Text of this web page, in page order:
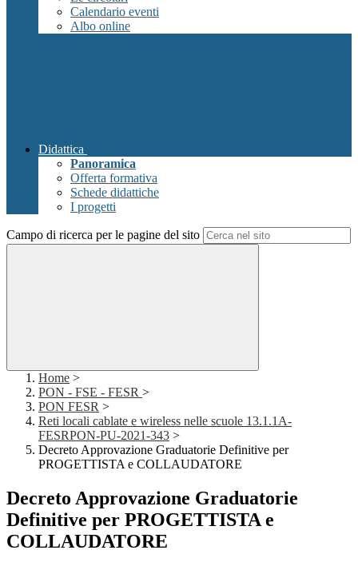
Calendario eventi
Albo online
Didattica
Panoramica
Offerta formativa
Schede didattiche
I progetti
Campo di ricerca per le pagine del sito
Home >
PON - FSE - FESR >
PON FESR >
Reti locali cablate e wireless nelle scuole 13.1.1A-
FESRPON-PU-2021-343 >
Decreto Approvazione Graduatorie Definitive per
PROGETTISTA e COLLAUDATORE
Decreto Approvazione Graduatorie
Definitive per PROGETTISTA e
COLLAUDATORE